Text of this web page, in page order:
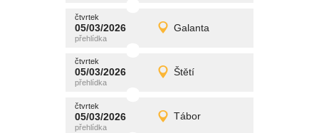
čtvrtek
05/03/2026 Galanta
čtvrtek
05/03/2026 Detail
promítání
čtvrtek
05/03/2026 Štětí
čtvrtek
05/03/2026 Detail
promítání
čtvrtek
05/03/2026 Tábor
čtvrtek
05/03/2026 Detail
promítání